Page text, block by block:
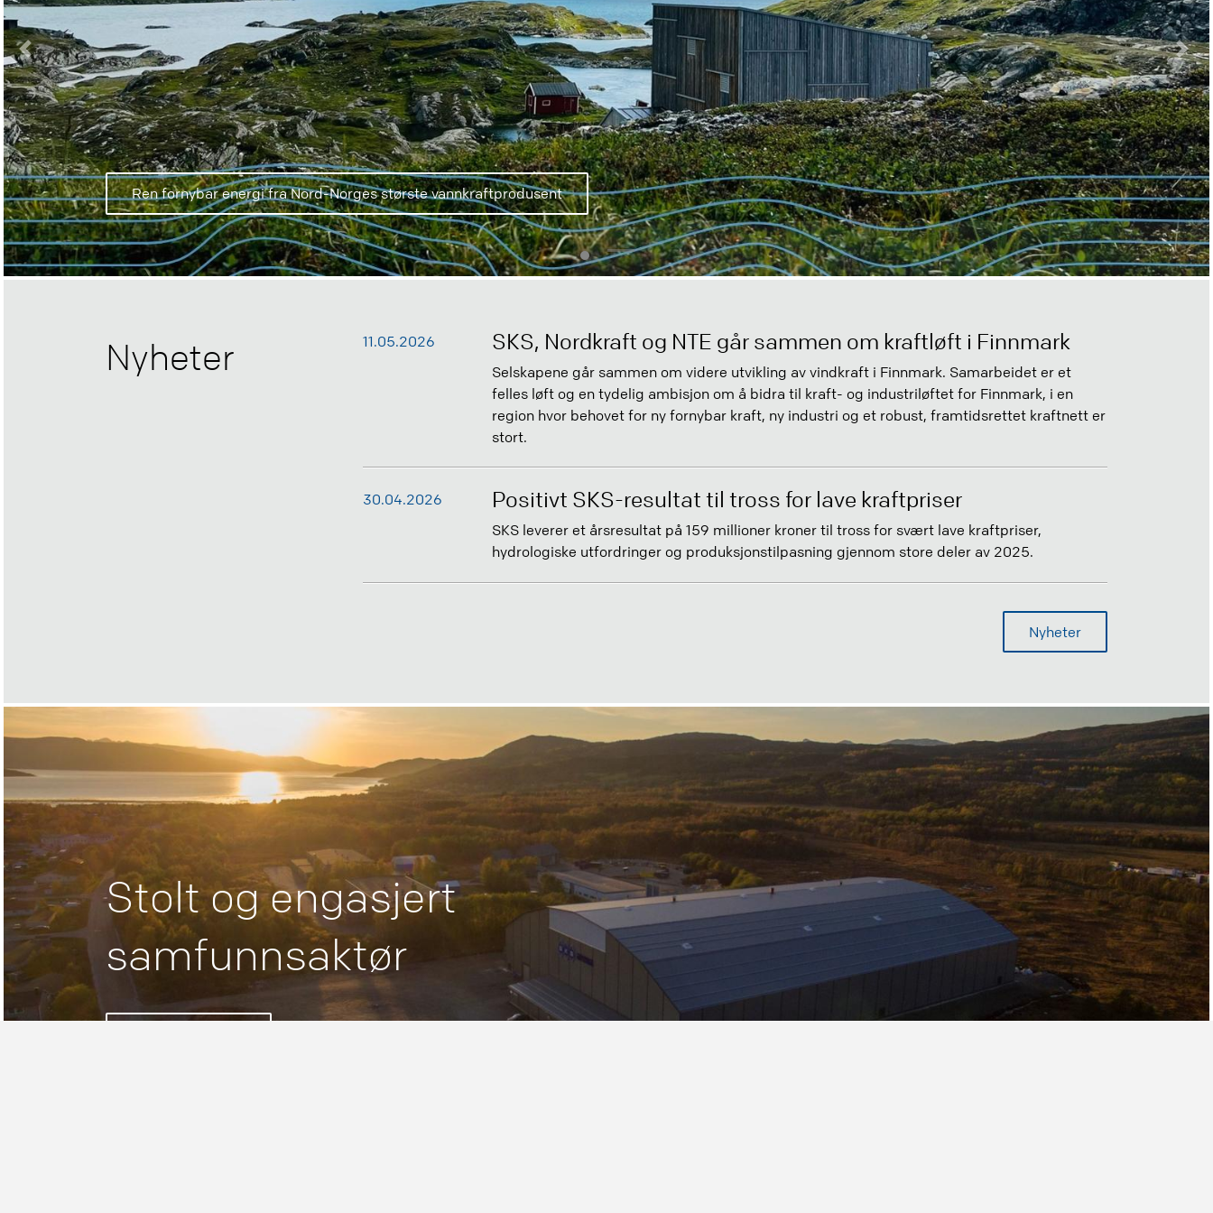
Ren fornybar energi fra Nord-Norges største vannkraftprodusent
Previous
Nyheter 11.05.2026 SKS, Nordkraft og NTE går sammen om kraftløft i Finnmark
Selskapene går sammen om videre utvikling av vindkraft i Finnmark. Samarbeidet er et
felles løft og en tydelig ambisjon om å bidra til kraft- og industriløftet for Finnmark, i en
region hvor behovet for ny fornybar kraft, ny industri og et robust, framtidsrettet kraftnett er
stort.
30.04.2026 Positivt SKS-resultat til tross for lave kraftpriser
SKS leverer et årsresultat på 159 millioner kroner til tross for svært lave kraftpriser,
hydrologiske utfordringer og produksjonstilpasning gjennom store deler av 2025.
Nyheter
Stolt og engasjert
samfunnsaktør